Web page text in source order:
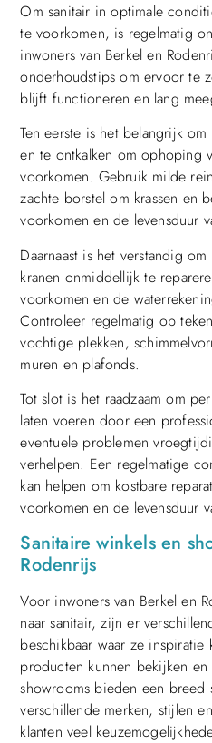
Om sanitair in optimale
te voorkomen, is regelmatig
inwoners van Berkel en
onderhoudstips om ervoor te
blijft functioneren en lang
Ten eerste is het belangrijk
en te ontkalken om ophoping
voorkomen. Gebruik milde
zachte borstel om krassen en
voorkomen en de levensduur
Daarnaast is het verstandig
kranen onmiddellijk te
voorkomen en de
Controleer regelmatig op
vochtige plekken,
muren en plafonds.
Tot slot is het raadzaam om
laten voeren door een
eventuele problemen
verhelpen. Een regelmatige
kan helpen om kostbare
voorkomen en de levensduur
Sanitaire winkels en
Rodenrijs
Voor inwoners van Berkel en
naar sanitair, zijn er
beschikbaar waar ze
producten kunnen bekijken
showrooms bieden een breed
verschillende merken, stijlen
klanten veel